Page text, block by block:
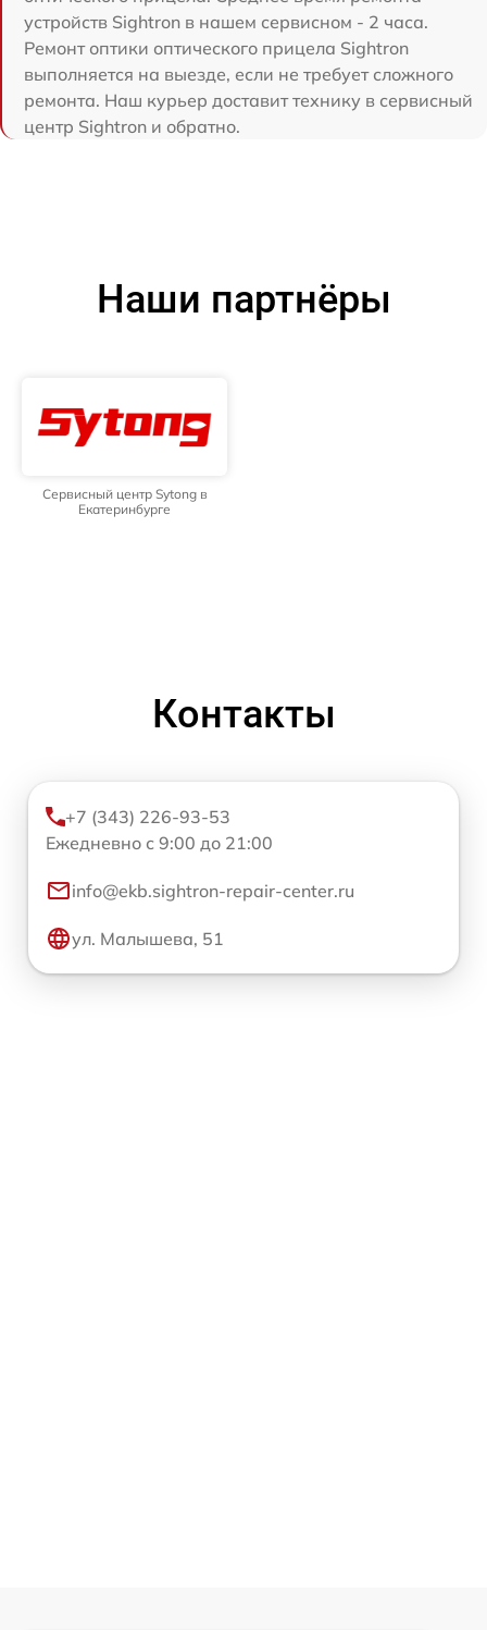
устройств Sightron в нашем сервисном - 2 часа.
Ремонт оптики оптического прицела Sightron
выполняется на выезде, если не требует сложного
ремонта. Наш курьер доставит технику в сервисный
центр Sightron и обратно.
Наши партнёры
Сервисный центр Sytong в
Екатеринбурге
Контакты
+7 (343) 226-93-53
Ежедневно с 9:00 до 21:00
info@ekb.sightron-repair-center.ru
ул. Малышева, 51